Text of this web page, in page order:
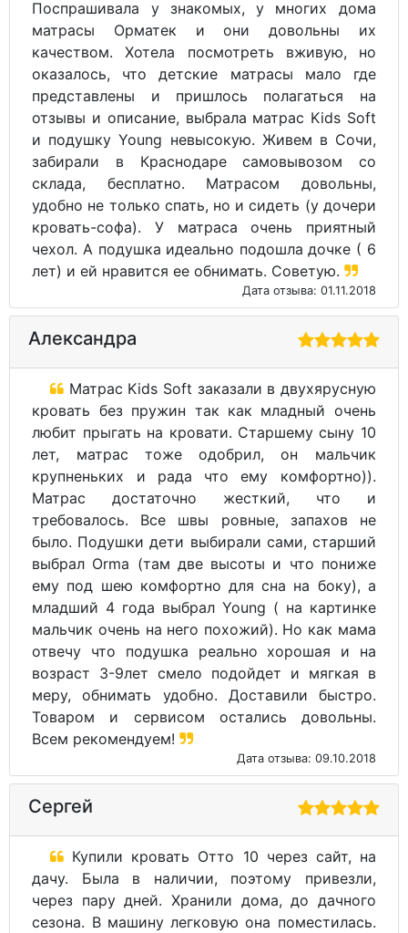
Поспрашивала у знакомых, у многих дома
матрасы Орматек и они довольны их
качеством. Хотела посмотреть вживую, но
оказалось, что детские матрасы мало где
представлены и пришлось полагаться на
отзывы и описание, выбрала матрас Kids Soft
и подушку Young невысокую. Живем в Сочи,
забирали в Краснодаре самовывозом со
склада, бесплатно. Матрасом довольны,
удобно не только спать, но и сидеть (у дочери
кровать-софа). У матраса очень приятный
чехол. А подушка идеально подошла дочке ( 6
лет) и ей нравится ее обнимать. Советую.
Дата отзыва: 01.11.2018
Александра
Матрас Kids Soft заказали в двухярусную
кровать без пружин так как младный очень
любит прыгать на кровати. Старшему сыну 10
лет, матрас тоже одобрил, он мальчик
крупненьких и рада что ему комфортно)).
Матрас достаточно жесткий, что и
требовалось. Все швы ровные, запахов не
было. Подушки дети выбирали сами, старший
выбрал Orma (там две высоты и что пониже
ему под шею комфортно для сна на боку), а
младший 4 года выбрал Young ( на картинке
мальчик очень на него похожий). Но как мама
отвечу что подушка реально хорошая и на
возраст 3-9лет смело подойдет и мягкая в
меру, обнимать удобно. Доставили быстро.
Товаром и сервисом остались довольны.
Всем рекомендуем!
Дата отзыва: 09.10.2018
Сергей
Купили кровать Отто 10 через сайт, на
дачу. Была в наличии, поэтому привезли,
через пару дней. Хранили дома, до дачного
сезона. В машину легковую она поместилась.